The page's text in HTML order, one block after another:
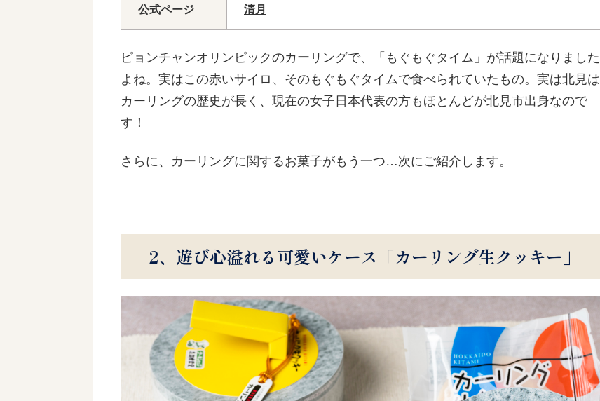
公式ページ 清月
ピョンチャンオリンピックのカーリングで、「もぐもぐタイム」が話題になりました
よね。実はこの赤いサイロ、そのもぐもぐタイムで食べられていたもの。実は北見は
カーリングの歴史が長く、現在の女子日本代表の方もほとんどが北見市出身なので
す！
さらに、カーリングに関するお菓子がもう一つ…次にご紹介します。
2、遊び心溢れる可愛いケース「カーリング生クッキー」